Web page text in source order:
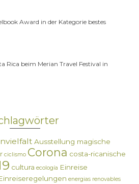
Award in der Kategorie bestes
Rica beim Merian Travel Festival in
Ausstellung magische
ciclismo Corona costa-ricanische
cultura ecología Einreise
energias renovables